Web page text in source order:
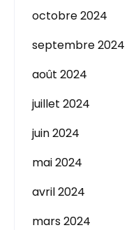
octobre 2024
septembre 2024
août 2024
juillet 2024
juin 2024
mai 2024
avril 2024
mars 2024